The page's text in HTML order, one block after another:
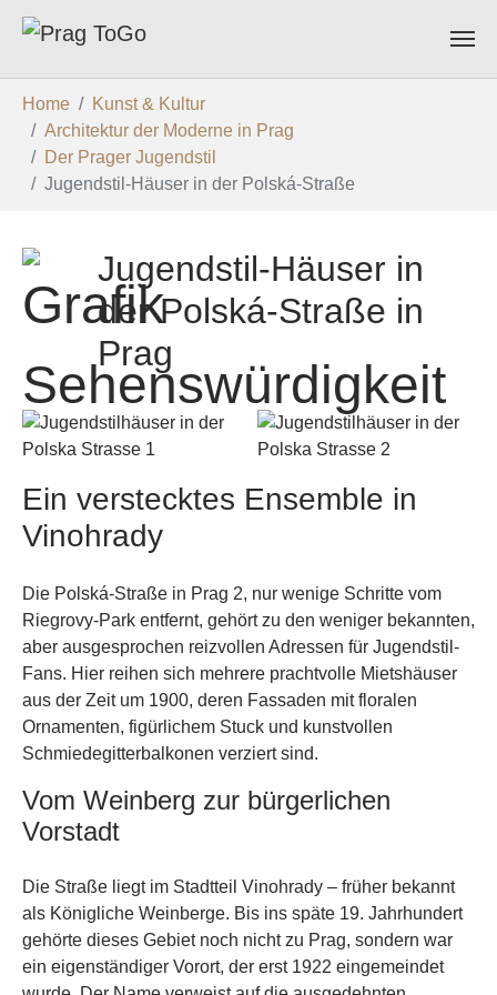
Home
Kunst & Kultur
Architektur der Moderne in Prag
Der Prager Jugendstil
Jugendstil-Häuser in der Polská-Straße
Jugendstil-Häuser in
der Polská-Straße in
Prag
Ein verstecktes Ensemble in
Vinohrady
Die Polská-Straße in Prag 2, nur wenige Schritte vom
Riegrovy-Park entfernt, gehört zu den weniger bekannten,
aber ausgesprochen reizvollen Adressen für Jugendstil-
Fans. Hier reihen sich mehrere prachtvolle Mietshäuser
aus der Zeit um 1900, deren Fassaden mit floralen
Ornamenten, figürlichem Stuck und kunstvollen
Schmiedegitterbalkonen verziert sind.
Vom Weinberg zur bürgerlichen
Vorstadt
Die Straße liegt im Stadtteil Vinohrady – früher bekannt
als Königliche Weinberge. Bis ins späte 19. Jahrhundert
gehörte dieses Gebiet noch nicht zu Prag, sondern war
ein eigenständiger Vorort, der erst 1922 eingemeindet